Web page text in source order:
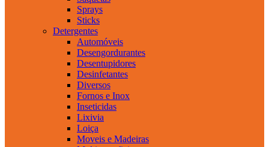
Sprays
Sticks
Detergentes
Automóveis
Desengordurantes
Desentupidores
Desinfetantes
Diversos
Fornos e Inox
Inseticidas
Lixivia
Loiça
Moveis e Madeiras